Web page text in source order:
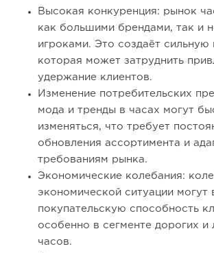
Высокая конкуренция: рынок
как большими брендами, так и
игроками. Это создаёт сильную
которая может затруднить
удержание клиентов.
Изменение потребительских
мода и тренды в часах могут
изменяться, что требует
обновления ассортимента и
требованиям рынка.
Экономические колебания:
экономической ситуации могут
покупательскую способность
особенно в сегменте дорогих и
часов.